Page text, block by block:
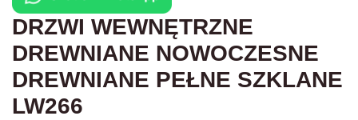
DRZWI WEWNĘTRZNE
DREWNIANE NOWOCZESNE
DREWNIANE PEŁNE SZKLANE
LW266